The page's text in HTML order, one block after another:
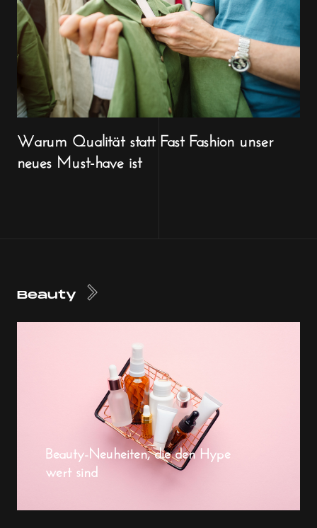
Warum Qualität statt Fast Fashion unser
neues Must-have ist
Beauty
Beauty-Neuheiten, die den Hype
wert sind